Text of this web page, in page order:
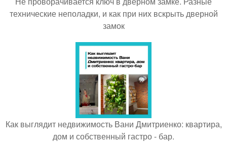
технические неполадки, и как при них вскрыть дверной
замок
Как выглядит недвижимость Вани Дмитриенко: квартира,
дом и собственный гастро - бар.